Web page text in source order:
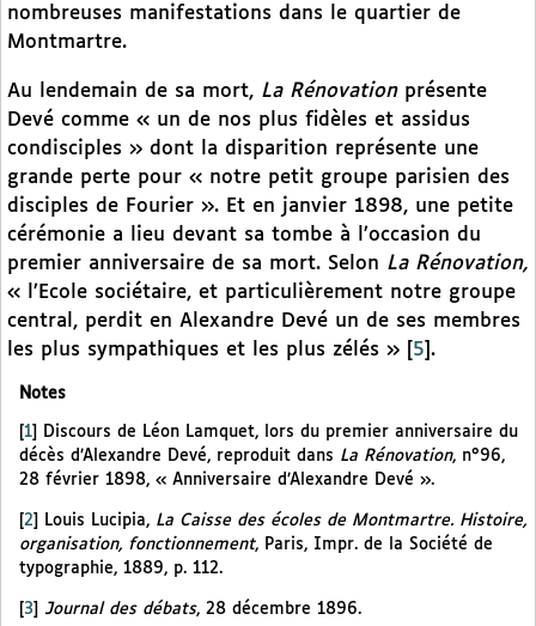
nombreuses manifestations dans le quartier de
Montmartre.
Au lendemain de sa mort, La Rénovation présente
Devé comme « un de nos plus fidèles et assidus
condisciples » dont la disparition représente une
grande perte pour « notre petit groupe parisien des
disciples de Fourier ». Et en janvier 1898, une petite
cérémonie a lieu devant sa tombe à l’occasion du
premier anniversaire de sa mort. Selon La Rénovation,
« l’Ecole sociétaire, et particulièrement notre groupe
central, perdit en Alexandre Devé un de ses membres
les plus sympathiques et les plus zélés »
5 .
Notes
1
Discours de Léon Lamquet, lors du premier anniversaire du
décès d’Alexandre Devé, reproduit dans La Rénovation, n°96,
28 février 1898, « Anniversaire d’Alexandre Devé ».
2 Louis Lucipia, La Caisse des écoles de Montmartre. Histoire,
organisation, fonctionnement, Paris, Impr. de la Société de
typographie, 1889, p. 112.
[3] Journal des débats, 28 décembre 1896.